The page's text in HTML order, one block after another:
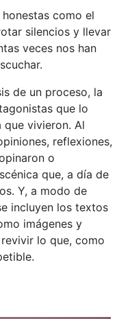
como el
silencios y llevar
veces nos han
de un proceso, la
que lo
que vivieron. Al
reflexiones,
o
que, a día de
Y, a modo de
incluyen los textos
imágenes y
lo que, como